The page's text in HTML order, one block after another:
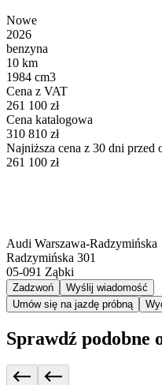
Nowe
2026
benzyna
10 km
1984 cm3
Cena z VAT
261 100 zł
Cena katalogowa
310 810 zł
Najniższa cena z 30 dni przed
261 100 zł
Audi Warszawa-Radzymińska
Radzymińska 301
05-091 Ząbki
Zadzwoń
Wyślij wiadomość
Umów się na jazdę próbną
Sprawdź podobne